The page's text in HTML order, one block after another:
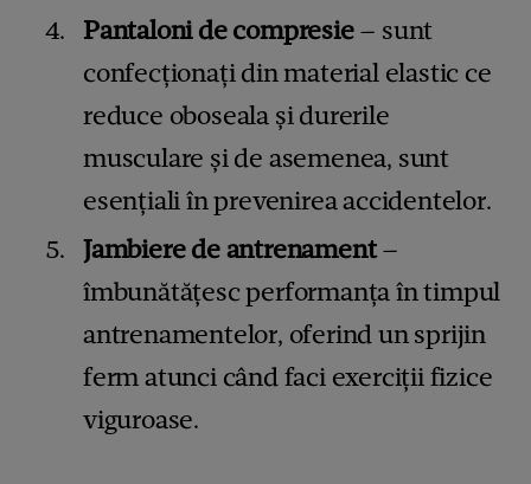
Pantaloni de compresie– sunt
confecționați din material elastic ce
reduce oboseala și durerile
musculare și de asemenea, sunt
esențiali în prevenirea accidentelor.
Jambiere de antrenament–
îmbunătățesc performanța în timpul
antrenamentelor, oferind un sprijin
ferm atunci când faci exerciții fizice
viguroase.